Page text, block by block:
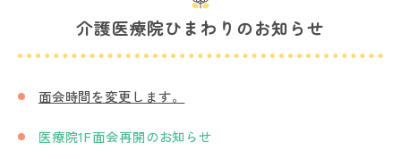
介護医療院ひまわりのお知らせ
面会時間を変更します。
医療院1F面会再開のお知らせ